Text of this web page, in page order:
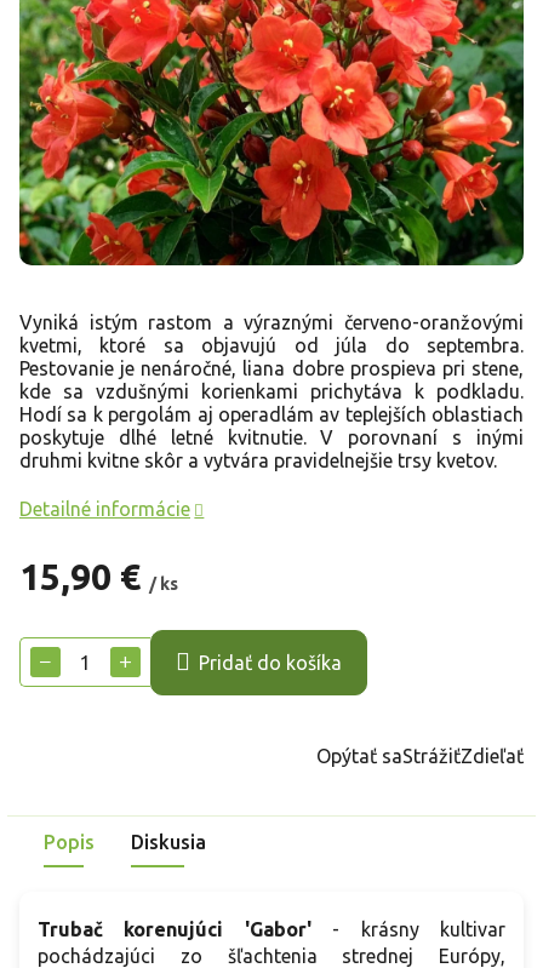
15,90 € / ks
cena:
+
− Pridať do košíka
Vyniká istým rastom a výraznými červeno-oranžovými
kvetmi, ktoré sa objavujú od júla do septembra.
Pestovanie je nenáročné, liana dobre prospieva pri stene,
kde sa vzdušnými korienkami prichytáva k podkladu.
Hodí sa k pergolám aj operadlám av teplejších oblastiach
poskytuje dlhé letné kvitnutie. V porovnaní s inými
druhmi kvitne skôr a vytvára pravidelnejšie trsy kvetov.
Detailné informácie
Opýtať saStrážiťZdieľať
Popis Diskusia
Trubač korenujúci 'Gabor'- krásny kultivar
pochádzajúci zo šľachtenia strednej Európy,